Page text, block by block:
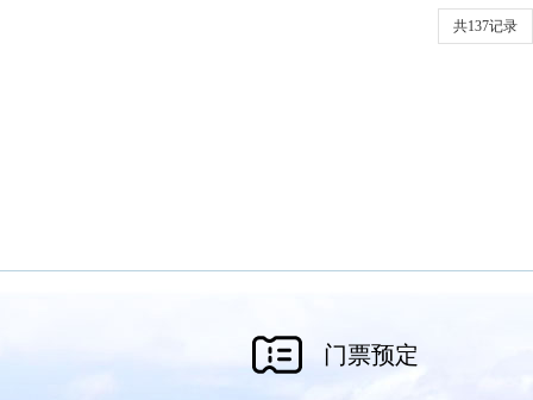
共137记录
门票预定